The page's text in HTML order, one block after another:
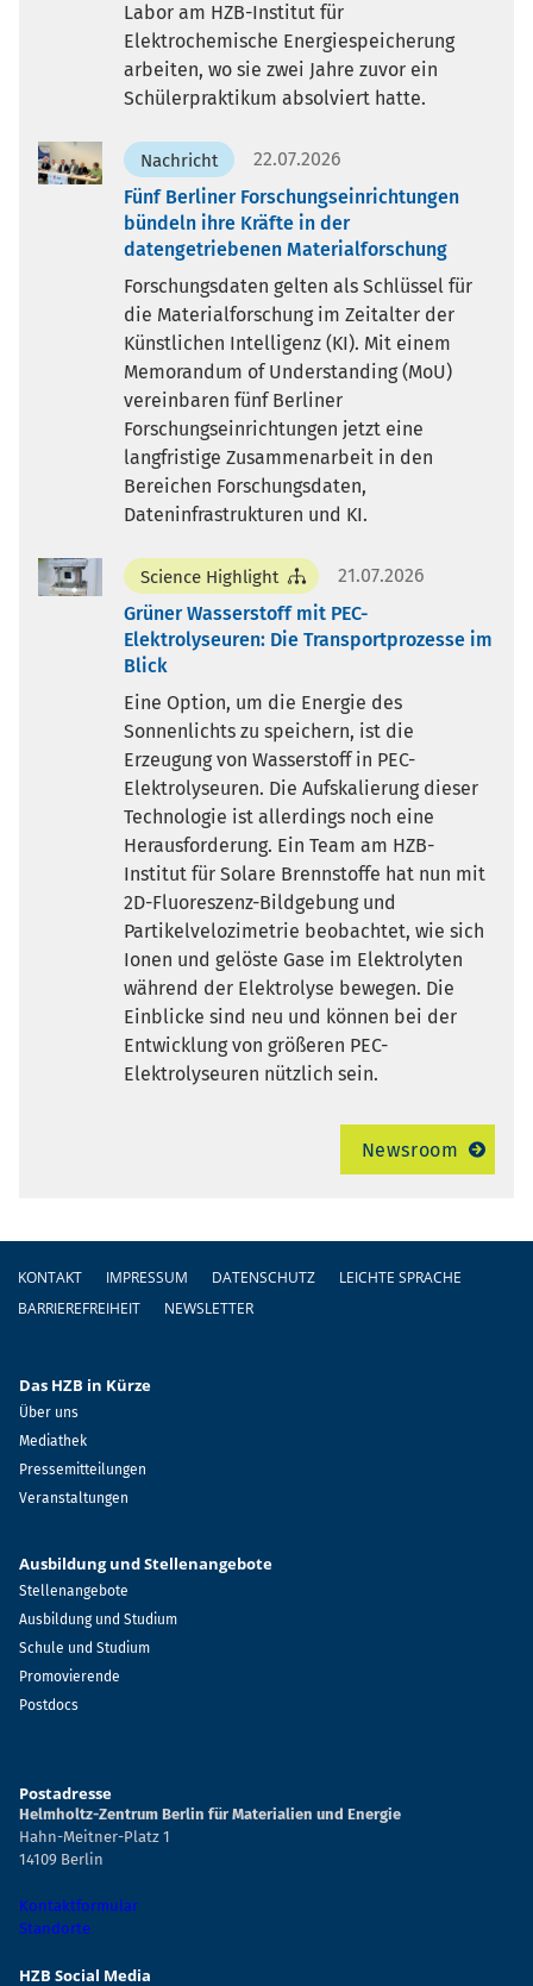
Labor am HZB-Institut für
Elektrochemische Energiespeicherung
arbeiten, wo sie zwei Jahre zuvor ein
Schülerpraktikum absolviert hatte.
Nachricht
22.07.2026
Fünf Berliner Forschungseinrichtungen
bündeln ihre Kräfte in der
datengetriebenen Materialforschung
Forschungsdaten gelten als Schlüssel für
die Materialforschung im Zeitalter der
Künstlichen Intelligenz (KI). Mit einem
Memorandum of Understanding (MoU)
vereinbaren fünf Berliner
Forschungseinrichtungen jetzt eine
langfristige Zusammenarbeit in den
Bereichen Forschungsdaten,
Dateninfrastrukturen und KI.
Science Highlight
21.07.2026
Grüner Wasserstoff mit PEC-
Elektrolyseuren: Die Transportprozesse im
Blick
Eine Option, um die Energie des
Sonnenlichts zu speichern, ist die
Erzeugung von Wasserstoff in PEC-
Elektrolyseuren. Die Aufskalierung dieser
Technologie ist allerdings noch eine
Herausforderung. Ein Team am HZB-
Institut für Solare Brennstoffe hat nun mit
2D-Fluoreszenz-Bildgebung und
Partikelvelozimetrie beobachtet, wie sich
Ionen und gelöste Gase im Elektrolyten
während der Elektrolyse bewegen. Die
Einblicke sind neu und können bei der
Entwicklung von größeren PEC-
Elektrolyseuren nützlich sein.
Newsroom
Fußzeile
KONTAKT IMPRESSUM DATENSCHUTZ
LEICHTE SPRACHE
BARRIEREFREIHEIT
NEWSLETTER
Das HZB in Kürze
Über uns
Mediathek
Pressemitteilungen
Veranstaltungen
Ausbildung und Stellenangebote
Stellenangebote
Ausbildung und Studium
Schule und Studium
Promovierende
Postdocs
Postadresse
Helmholtz-Zentrum Berlin für Materialien und Energie
Hahn-Meitner-Platz 1
14109 Berlin
Kontaktformular
Standorte
HZB Social Media